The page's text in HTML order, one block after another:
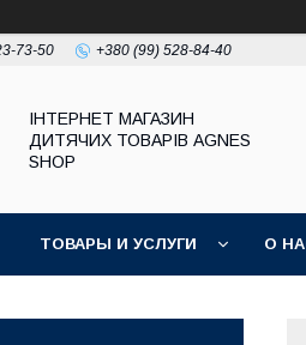
73-50 +380 (99) 528-84-40
ІНТЕРНЕТ МАГАЗИН
ДИТЯЧИХ ТОВАРІВ AGNES
SHOP
ТОВАРЫ И УСЛУГИ О